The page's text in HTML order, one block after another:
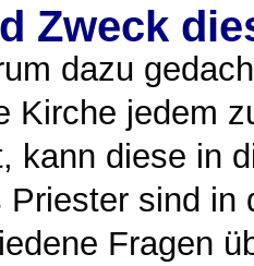
Zweck
dazu
Kirche jedem
kann diese in
Priester sind in
Fragen